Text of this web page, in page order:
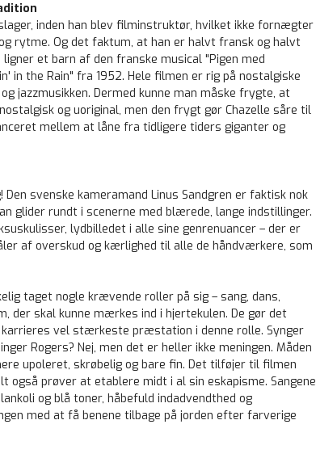
inden han blev filminstruktør, hvilket ikke fornægter
rytme. Og det faktum, at han er halvt fransk og halvt
et barn af den franske musical "Pigen med
in the Rain" fra 1952. Hele filmen er rig på nostalgiske
jazzmusikken. Dermed kunne man måske frygte, at
og uoriginal, men den frygt gør Chazelle såre til
mellem at låne fra tidligere tiders giganter og
svenske kameramand Linus Sandgren er faktisk nok
glider rundt i scenerne med blærede, lange indstillinger.
lydbilledet i alle sine genrenuancer – der er
af overskud og kærlighed til alle de håndværkere, som
taget nogle krævende roller på sig – sang, dans,
der skal kunne mærkes ind i hjertekulen. De gør det
vel stærkeste præstation i denne rolle. Synger
Rogers? Nej, men det er heller ikke meningen. Måden
upoleret, skrøbelig og bare fin. Det tilføjer til filmen
prøver at etablere midt i al sin eskapisme. Sangene
og blå toner, håbefuld indadvendthed og
med at få benene tilbage på jorden efter farverige